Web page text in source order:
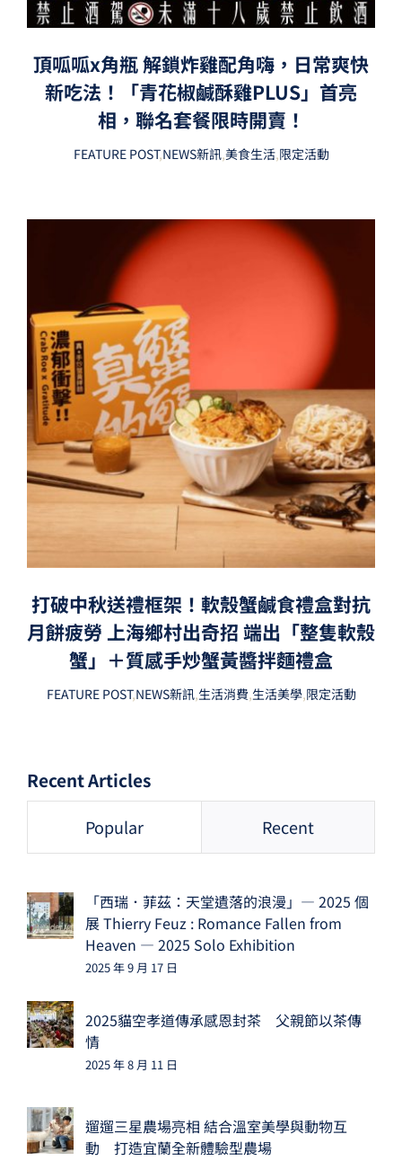
頂呱呱x角瓶 解鎖炸雞配角嗨，日常爽快
新吃法！「青花椒鹹酥雞PLUS」首亮
相，聯名套餐限時開賣！
FEATURE POST,NEWS新訊,美食生活,限定活動
打破中秋送禮框架！軟殼蟹鹹食禮盒對抗
月餅疲勞 上海鄉村出奇招 端出「整隻軟殼
蟹」＋質感手炒蟹黃醬拌麵禮盒
FEATURE POST,NEWS新訊,生活消費,生活美學,限定活動
Recent Articles
Popular Recent
「西瑞．菲茲：天堂遺落的浪漫」— 2025 個
展 Thierry Feuz : Romance Fallen from
Heaven — 2025 Solo Exhibition
2025 年 9 月 17 日
2025貓空孝道傳承感恩封茶 父親節以茶傳
情
2025 年 8 月 11 日
遛遛三星農場亮相 結合溫室美學與動物互
動 打造宜蘭全新體驗型農場